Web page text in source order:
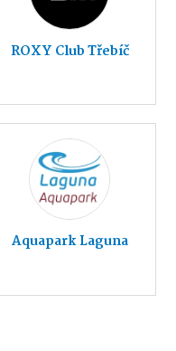
ROXY Club Třebíč
Aquapark Laguna